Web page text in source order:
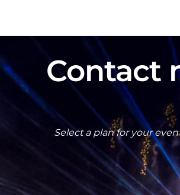
Contact
Select a plan for your